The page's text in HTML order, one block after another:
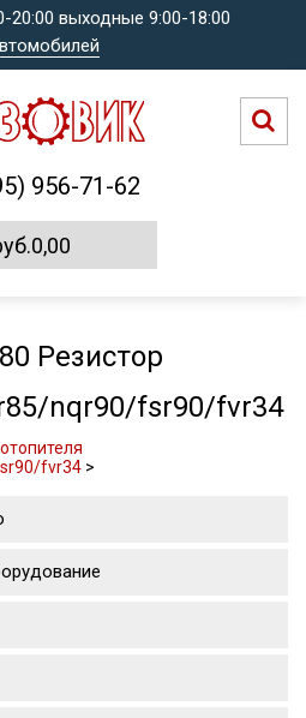
выходные 9:00-18:00
956-71-62
Резистор
nqr90/fsr90/fvr34
fvr34 >